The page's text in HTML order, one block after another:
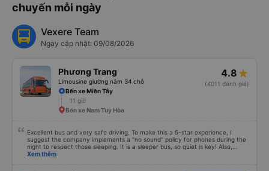
chuyến mỗi ngày
Vexere Team
Ngày cập nhật: 09/08/2026
Phương Trang
Limousine giường nằm 34 chỗ
4.8
(4011 đánh giá)
Bến xe Miền Tây
11 giờ
Bến xe Nam Tuy Hòa
Excellent bus and very safe driving. To make this a 5-star experience, I
suggest the company implements a "no sound" policy for phones during the
night to respect those sleeping. It is a sleeper bus, so quiet is key! Also,
please display the Wi-Fi password clearly inside the cabin for convenience. I
Xem thêm